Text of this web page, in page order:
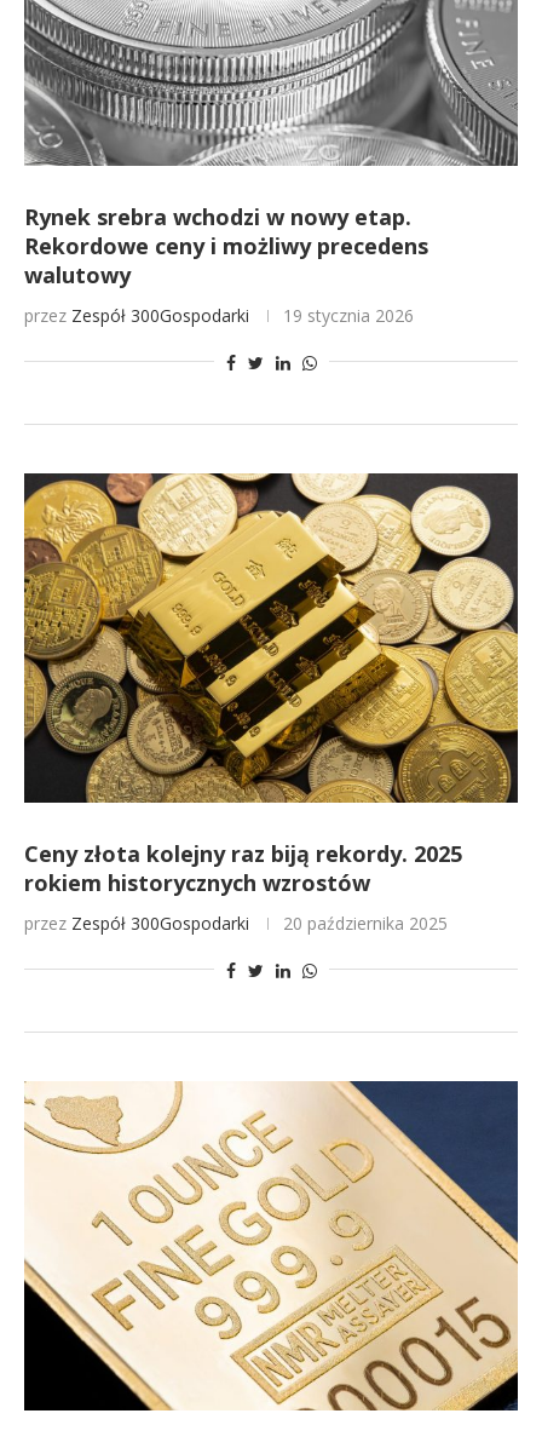
Rynek srebra wchodzi w nowy etap.
Rekordowe ceny i możliwy precedens
walutowy
przez Zespół 300Gospodarki 19 stycznia 2026
Ceny złota kolejny raz biją rekordy. 2025
rokiem historycznych wzrostów
przez Zespół 300Gospodarki 20 października 2025